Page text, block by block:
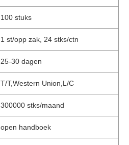
100 stuks
1 st/opp zak, 24 stks/ctn
25-30 dagen
T/T,Western Union,L/C
300000 stks/maand
open handboek